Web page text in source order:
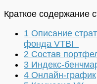
Краткое содержание
1 Описание
фонда VTBI
2 Состав
3 Индекс-
4 Онлайн-график